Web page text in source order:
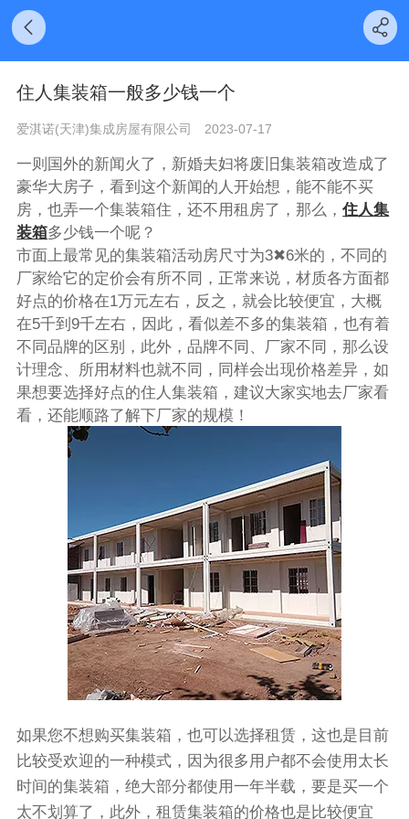
住人集装箱一般多少钱一个
爱淇诺(天津)集成房屋有限公司 2023-07-17
一则国外的新闻火了，新婚夫妇将废旧集装箱改造成了
豪华大房子，看到这个新闻的人开始想，能不能不买
房，也弄一个集装箱住，还不用租房了，那么，住人集
装箱多少钱一个呢？
市面上最常见的集装箱活动房尺寸为3✖6米的，不同的
厂家给它的定价会有所不同，正常来说，材质各方面都
好点的价格在1万元左右，反之，就会比较便宜，大概
在5千到9千左右，因此，看似差不多的集装箱，也有着
不同品牌的区别，此外，品牌不同、厂家不同，那么设
计理念、所用材料也就不同，同样会出现价格差异，如
果想要选择好点的住人集装箱，建议大家实地去厂家看
看，还能顺路了解下厂家的规模！
如果您不想购买集装箱，也可以选择租赁，这也是目前
比较受欢迎的一种模式，因为很多用户都不会使用太长
时间的集装箱，绝大部分都使用一年半载，要是买一个
太不划算了，此外，租赁集装箱的价格也是比较便宜